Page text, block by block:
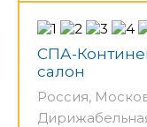
СПА-
салон
Россия,